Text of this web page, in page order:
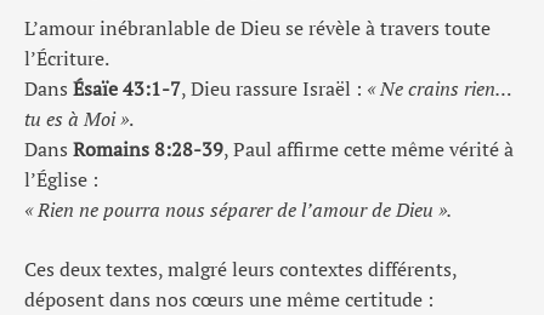
L’amour inébranlable de Dieu se révèle à travers toute
l’Écriture.
Dans Ésaïe 43:1-7, Dieu rassure Israël : « Ne crains rien…
tu es à Moi ».
Dans Romains 8:28-39, Paul affirme cette même vérité à
l’Église :
« Rien ne pourra nous séparer de l’amour de Dieu ».
Ces deux textes, malgré leurs contextes différents,
déposent dans nos cœurs une même certitude :